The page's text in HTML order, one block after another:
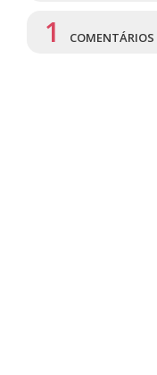
1 COMENTÁRIOS